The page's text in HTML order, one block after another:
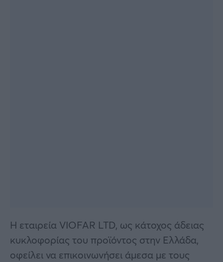
Η εταιρεία VIOFAR LTD, ως κάτοχος άδειας
κυκλοφορίας του προϊόντος στην Ελλάδα,
οφείλει να επικοινωνήσει άμεσα με τους